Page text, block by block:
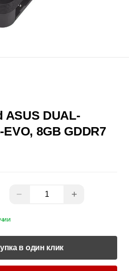
ASUS DUAL-
EVO, 8GB GDDR7
− +
в один клик